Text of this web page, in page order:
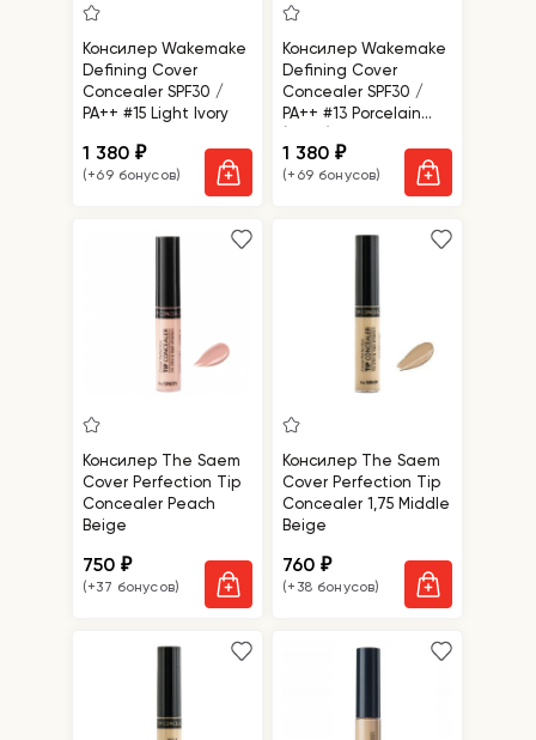
Консилер Wakemake
Defining Cover
Concealer SPF30 /
PA++ #15 Light Ivory
1 380₽
(+69 бонусов)
Консилер Wakemake
Defining Cover
Concealer SPF30 /
PA++ #13 Porcelain
1 380₽
(+69 бонусов)
Консилер The Saem
Cover Perfection Tip
Concealer Peach
Beige
750₽
(+37 бонусов)
Консилер The Saem
Cover Perfection Tip
Concealer 1,75 Middle
Beige
760₽
(+38 бонусов)